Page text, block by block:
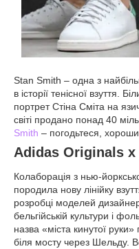
Stan Smith – одна з
в історії тенісної взуття.
портрет Стіна Сміта на
світі продано понад 40
Smith – погодьтеся,
Adidas Originals
Колаборація з нью-
породила нову лінійку
розробці моделей
бельгійській культури і
назва «міста кинутої руки»
біля мосту через Шельду.